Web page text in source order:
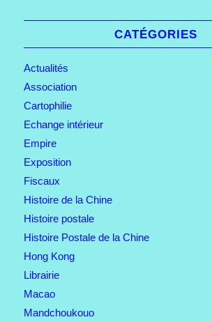
CATÉGORIES
Actualités
Association
Cartophilie
Echange intérieur
Empire
Exposition
Fiscaux
Histoire de la Chine
Histoire postale
Histoire Postale de la Chine
Hong Kong
Librairie
Macao
Mandchoukouo